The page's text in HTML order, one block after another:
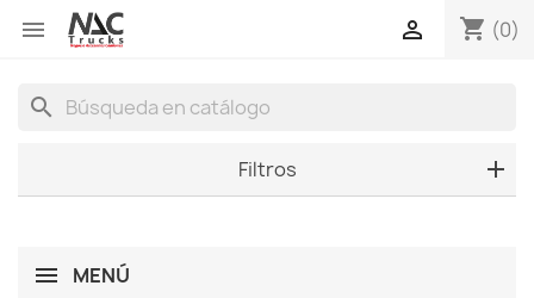
 shopping_cart (0)

search
Filtros
MENÚ